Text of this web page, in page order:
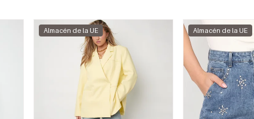
Almacén de la UE Almacén de la UE